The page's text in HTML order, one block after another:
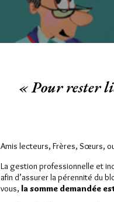
« Pour rester
Amis lecteurs, Frères, Sœurs,
La gestion professionnelle et
afin d’assurer la pérennité du
vous, la somme demandée